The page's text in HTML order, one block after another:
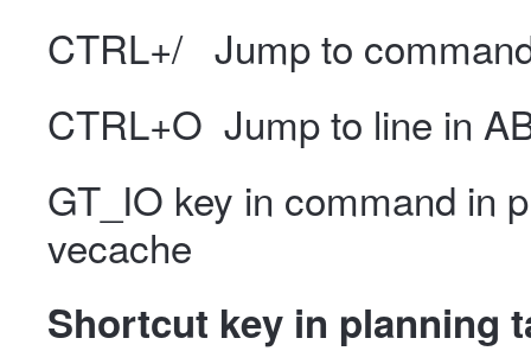
CTRL+/ Jump to
CTRL+O Jump to line in
GT_IO key in command in
vecache
Shortcut key in planning